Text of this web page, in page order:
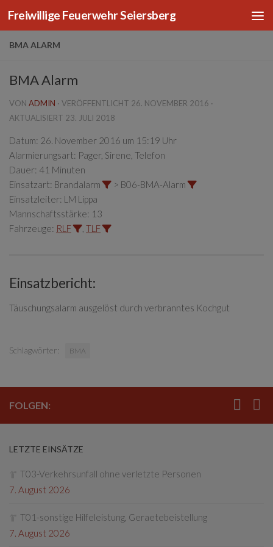
Zum Inhalt springen
Freiwillige Feuerwehr Seiersberg
BMA ALARM
BMA Alarm
VON ADMIN · VERÖFFENTLICHT 26. NOVEMBER 2016 ·
AKTUALISIERT 23. JULI 2018
Datum: 26. November 2016 um 15:19 Uhr
Alarmierungsart: Pager, Sirene, Telefon
Dauer: 41 Minuten
Einsatzart: Brandalarm
> B06-BMA-Alarm
Einsatzleiter: LM Lippa
Mannschaftsstärke: 13
Fahrzeuge: RLF TLF
Einsatzbericht:
Täuschungsalarm ausgelöst durch verbranntes Kochgut
Schlagwörter: BMA
FOLGEN:
LETZTE EINSÄTZE
T03-Verkehrsunfall ohne verletzte Personen
7. August 2026
T01-sonstige Hilfeleistung, Geraetebeistellung
7. August 2026